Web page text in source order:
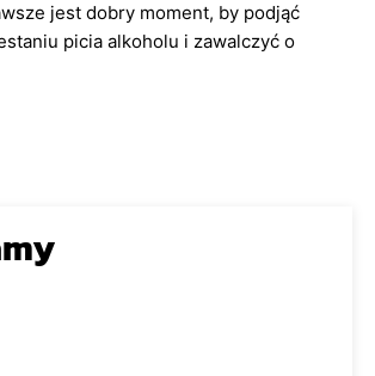
jest dobry moment, by podjąć
picia alkoholu i zawalczyć o